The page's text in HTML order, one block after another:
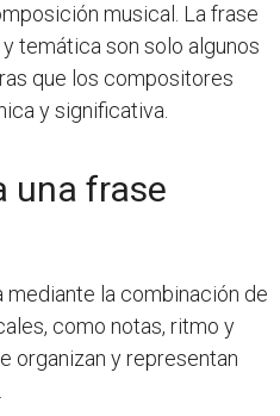
musical. La frase
temática son solo algunos
que los compositores
y significativa.
una frase
mediante la combinación de
como notas, ritmo y
organizan y representan